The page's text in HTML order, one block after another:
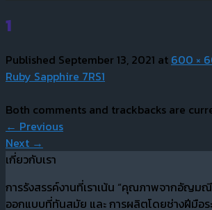
1
Published September 13, 2021 at 600 ×
Ruby Sapphire 7RS1
Both comments and trackbacks are
← Previous
Next →
เกี่ยวกับเรา
การรังสรรค์งานที่เราเน้น “คุณภาพจากอัญม
ออกแบบที่ทันสมัย และ การผลิตโดยช่างฝีมือ